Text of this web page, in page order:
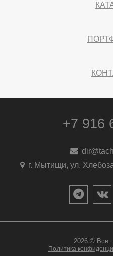
+7 916
г. Мытищи, ул.
2026 © Все
Политика